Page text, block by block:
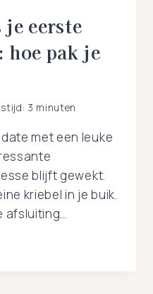
eerste
hoe pak je
3 minuten
met een leuke
blijft gewekt.
kriebel in je buik.
afsluiting…